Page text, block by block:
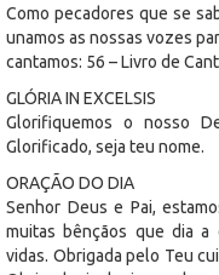
Como pecadores que se
unamos as nossas vozes
cantamos: 56 – Livro de
GLÓRIA IN EXCELSIS
Glorifiquemos o nosso
Glorificado, seja teu nome.
ORAÇÃO DO DIA
Senhor Deus e Pai,
muitas bênçãos que dia a
vidas. Obrigada pelo Teu